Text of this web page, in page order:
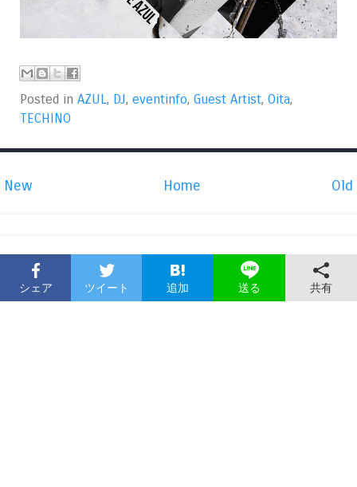
Posted in AZUL, DJ, eventinfo, Guest Artist, Oita,
TECHINO
New Old
Home
シェア ツイート 追加 送る 共有